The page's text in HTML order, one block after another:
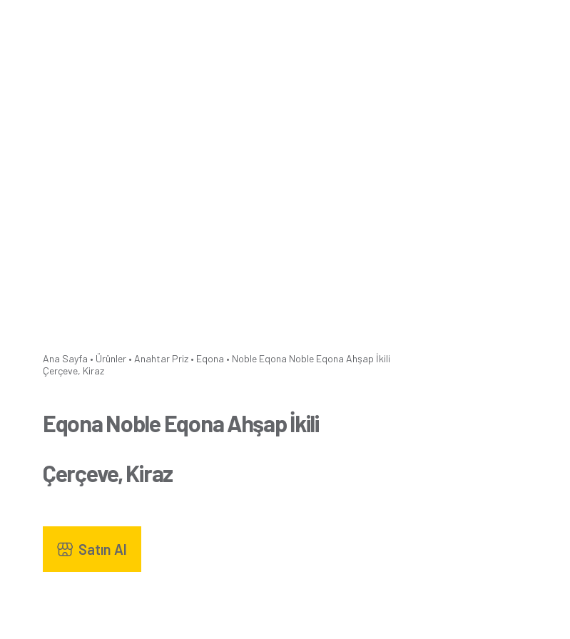
Ana Sayfa • Ürünler • Anahtar Priz • Eqona • Noble Eqona Noble Eqona Ahşap İkili
Çerçeve, Kiraz
Eqona Noble Eqona Ahşap İkili
Çerçeve, Kiraz
Satın Al